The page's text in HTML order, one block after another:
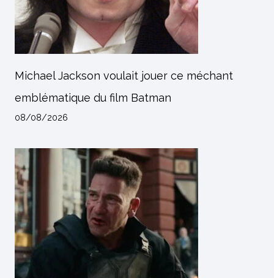
Michael Jackson voulait jouer ce méchant
emblématique du film Batman
08/08/2026